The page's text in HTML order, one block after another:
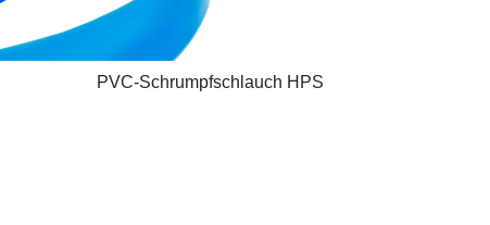
PVC-Schrumpfschlauch HPS